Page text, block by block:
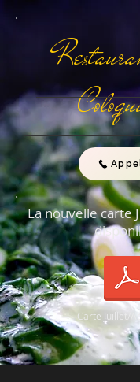
La nouvelle carte
Carte Juillet/